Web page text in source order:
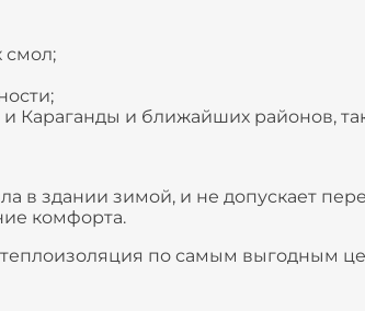
смол;
Караганды и ближайших районов,
в здании зимой, и не допускает
комфорта.
по самым выгодным